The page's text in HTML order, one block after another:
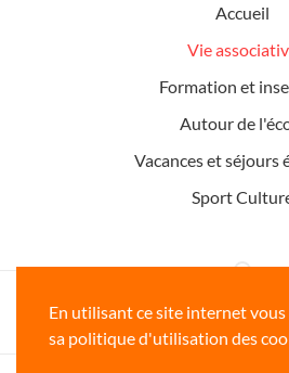
Accueil
Vie
Formation et
Autour de
Vacances et séjours
Sport
Garonne
En utilisant ce site internet vous
sa politique d'utilisation des